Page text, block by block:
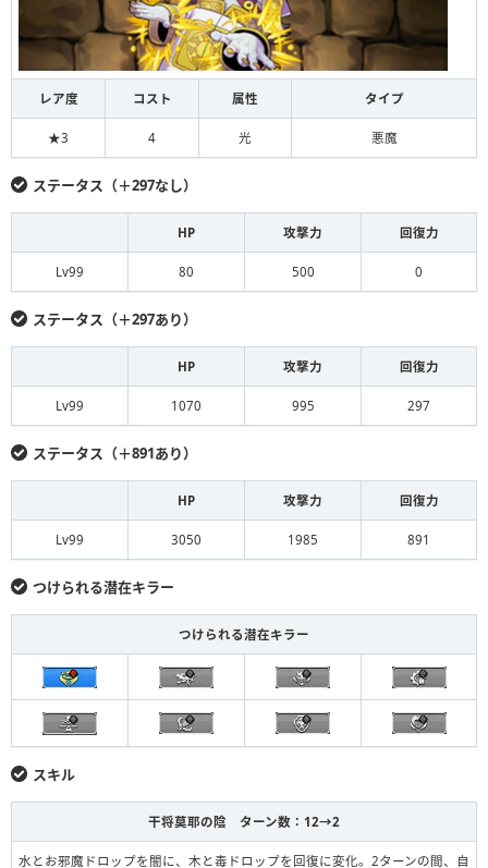
レア度 コスト 属性 タイプ
★3 4 光 悪魔
ステータス（＋297なし）
HP 攻撃力 回復力
Lv99 80 500 0
ステータス（＋297あり）
HP 攻撃力 回復力
Lv99 1070 995 297
ステータス（＋891あり）
HP 攻撃力 回復力
Lv99 3050 1985 891
つけられる潜在キラー
つけられる潜在キラー
スキル
干将莫耶の陰 ターン数：12→2
水とお邪魔ドロップを闇に、木と毒ドロップを回復に変化。2ターンの間、自